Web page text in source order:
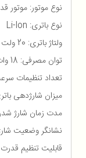
نوع موتور: موتور
نوع باتری: Li-Ion
ولتاژ باتری: 20 ولت
توان مصرفی: 18 وات
تعداد تنظیمات سرعت: 2
میزان شارژدهی باتری: 44
مدت زمان شارژ شدن
نشانگر وضعیت
قابلیت تنظیم